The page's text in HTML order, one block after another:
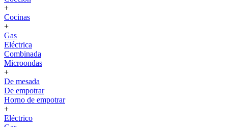
+
Cocinas
+
Gas
Eléctrica
Combinada
Microondas
+
De mesada
De empotrar
Horno de empotrar
+
Eléctrico